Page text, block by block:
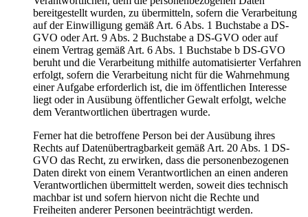
bereitgestellt wurden, zu übermitteln, sofern die Verarbeitung
auf der Einwilligung gemäß Art. 6 Abs. 1 Buchstabe a DS-
GVO oder Art. 9 Abs. 2 Buchstabe a DS-GVO oder auf
einem Vertrag gemäß Art. 6 Abs. 1 Buchstabe b DS-GVO
beruht und die Verarbeitung mithilfe automatisierter Verfahren
erfolgt, sofern die Verarbeitung nicht für die Wahrnehmung
einer Aufgabe erforderlich ist, die im öffentlichen Interesse
liegt oder in Ausübung öffentlicher Gewalt erfolgt, welche
dem Verantwortlichen übertragen wurde.
Ferner hat die betroffene Person bei der Ausübung ihres
Rechts auf Datenübertragbarkeit gemäß Art. 20 Abs. 1 DS-
GVO das Recht, zu erwirken, dass die personenbezogenen
Daten direkt von einem Verantwortlichen an einen anderen
Verantwortlichen übermittelt werden, soweit dies technisch
machbar ist und sofern hiervon nicht die Rechte und
Freiheiten anderer Personen beeinträchtigt werden.